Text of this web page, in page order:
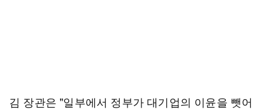
김 장관은 "일부에서 정부가 대기업의 이윤을 뺏어